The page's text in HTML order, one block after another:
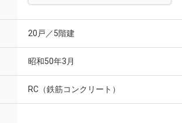
20戸／5階建
昭和50年3月
RC（鉄筋コンクリート）